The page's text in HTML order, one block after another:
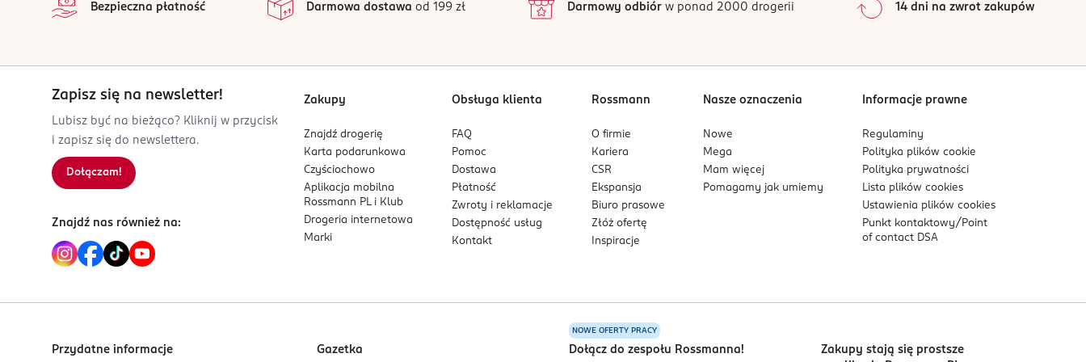
Bielsko-Biała
KR-Republika Korei
Kod EAN
5 907264 800306
Bezpieczna płatność Darmowa dostawa od 199 zł Darmowy odbiórw ponad 2000 drogerii 14 dni na zwrot zakupów
Zapisz się na newsletter!
Lubisz być na bieżąco? Kliknij w przycisk
i zapisz się do newslettera.
Dołączam!
Znajdź nas również na:
Zakupy
Znajdź drogerię
Karta podarunkowa
Czyściochowo
Aplikacja mobilna
Rossmann PL i Klub
Drogeria internetowa
Marki
Obsługa klienta
FAQ
Pomoc
Dostawa
Płatność
Zwroty i reklamacje
Dostępność usług
Kontakt
Rossmann
O firmie
Kariera
CSR
Ekspansja
Biuro prasowe
Złóż ofertę
Inspiracje
Nasze oznaczenia
Nowe
Mega
Mam więcej
Pomagamy jak umiemy
Informacje prawne
Regulaminy
Polityka plikówcookie
Polityka prywatności
Lista plikówcookies
Ustawienia plikówcookies
Punkt kontaktowy/ Point
of contact DSA
Przydatne informacje Gazetka
NOWE OFERTY PRACY
Dołącz do zespołu Rossmanna!
Zakupy stają się prostsze